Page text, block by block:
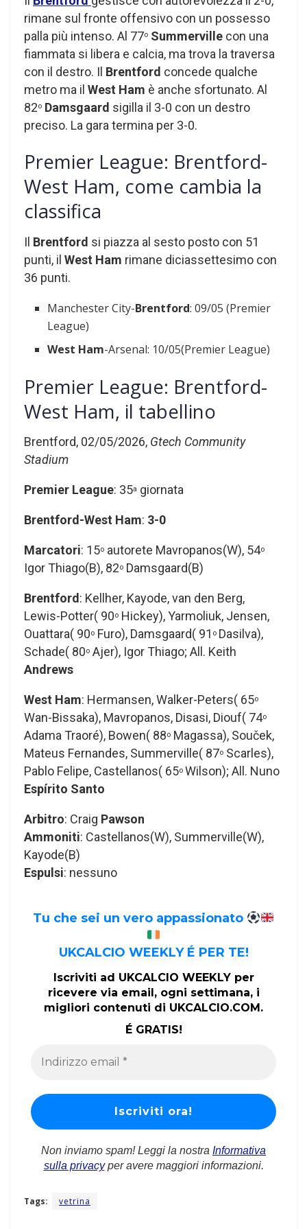
rimane sul fronte offensivo con un possesso
palla più intenso. Al 77o Summerville con una
fiammata si libera e calcia, ma trova la traversa
con il destro. Il Brentford concede qualche
metro ma il West Ham è anche sfortunato. Al
82o Damsgaard sigilla il 3-0 con un destro
preciso. La gara termina per 3-0.
Premier League: Brentford-
West Ham, come cambia la
classifica
Il Brentford si piazza al sesto posto con 51
punti, il West Ham rimane diciassettesimo con
36 punti.
Manchester City-Brentford: 09/05 (Premier
League)
West Ham-Arsenal: 10/05(Premier League)
Premier League: Brentford-
West Ham, il tabellino
Brentford, 02/05/2026, Gtech Community
Stadium
Premier League: 35a giornata
Brentford-West Ham: 3-0
Marcatori: 15o autorete Mavropanos(W), 54o
Igor Thiago(B), 82o Damsgaard(B)
Brentford: Kellher, Kayode, van den Berg,
Lewis-Potter( 90o Hickey), Yarmoliuk, Jensen,
Ouattara( 90o Furo), Damsgaard( 91 o Dasilva),
Schade( 80o Ajer), Igor Thiago; All. Keith
Andrews
West Ham: Hermansen, Walker-Peters( 65o
Wan-Bissaka), Mavropanos, Disasi, Diouf( 74o
Adama Traoré), Bowen( 88o Magassa), Souček,
Mateus Fernandes, Summerville( 87o Scarles),
Pablo Felipe, Castellanos( 65o Wilson); All. Nuno
Espírito Santo
Arbitro: Craig Pawson
Ammoniti: Castellanos(W), Summerville(W),
Kayode(B)
Espulsi: nessuno
Tu che sei un vero appassionato
UKCALCIO WEEKLY É PER TE!
Iscriviti ad UKCALCIO WEEKLY per
ricevere via email, ogni settimana, i
migliori contenuti di UKCALCIO.COM.
É GRATIS!
Non inviamo spam! Leggi la nostra Informativa
sulla privacyper avere maggiori informazioni.
Tags: vetrina